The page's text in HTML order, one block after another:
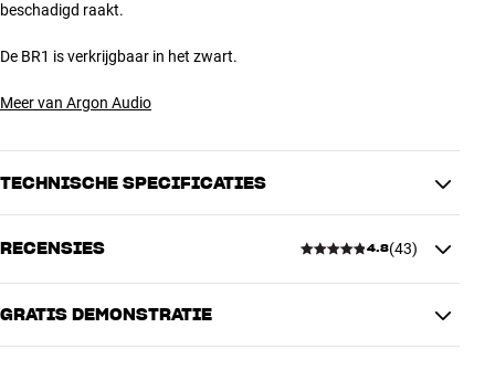
beschadigd raakt.
De BR1 is verkrijgbaar in het zwart.
Meer van Argon Audio
TECHNISCHE SPECIFICATIES
AFMETINGEN EN DESIGN
Kleur
Zwart
Model / Variant
RECENSIES 4.8(43)
4.8
GRATIS DEMONSTRATIE